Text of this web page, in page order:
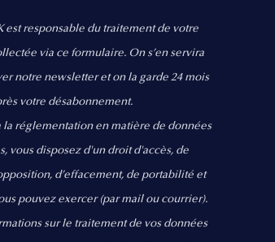
est responsable du traitement de votre
via ce formulaire. On s’en servira
notre newsletter et on la garde 24 mois
votre désabonnement.
la réglementation en matière de données
vous disposez d'un droit d'accès, de
d’effacement, de portabilité et
pouvez exercer(par mail ou courrier).
sur le traitement de vos données